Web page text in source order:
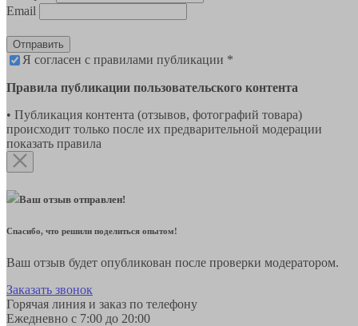
Email
Отправить
Я согласен с правилами публикации *
Правила публикации пользовательского контента
• Публикация контента (отзывов, фотографий товара)
происходит только после их предварительной модерации
показать правила
Ваш отзыв отправлен!
Спасибо, что решили поделиться опытом!
Ваш отзыв будет опубликован после проверки модератором.
Заказать звонок
Горячая линия и заказ по телефону
Ежедневно с 7:00 до 20:00